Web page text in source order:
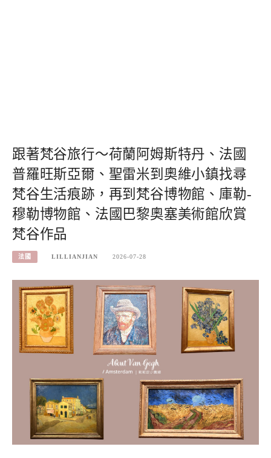
跟著梵谷旅行～荷蘭阿姆斯特丹、法國
普羅旺斯亞爾、聖雷米到奧維小鎮找尋
梵谷生活痕跡，再到梵谷博物館、庫勒-
穆勒博物館、法國巴黎奧塞美術館欣賞
梵谷作品
法國 LILLIANJIAN 2026-07-28